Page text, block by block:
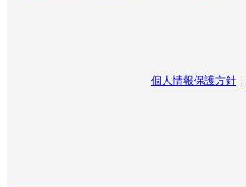
個人情報保護方針